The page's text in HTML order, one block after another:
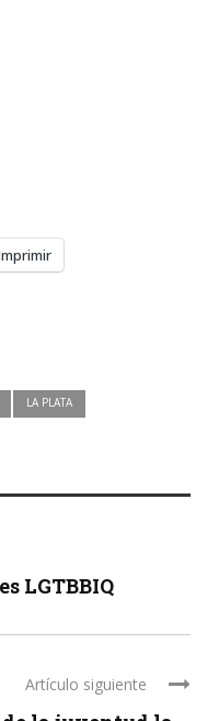
LA PLATA
LGTBBIQ
Artículo siguiente